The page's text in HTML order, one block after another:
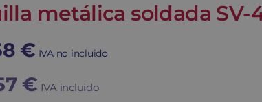
metálica soldada SV-
€ IVA no incluido
€ IVA incluido